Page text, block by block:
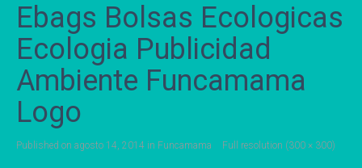
Ebags Bolsas Ecologicas
Ecologia Publicidad
Ambiente Funcamama
Logo
Published on agosto 14, 2014 in Funcamama Full resolution (300 × 300)